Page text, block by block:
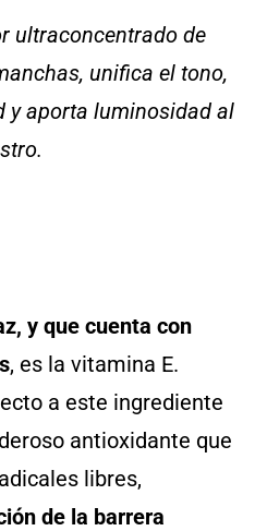
ultraconcentrado de
unifica el tono,
y aporta luminosidad al
y que cuenta con
, es la vitamina E.
a este ingrediente
antioxidante que
libres,
de la barrera